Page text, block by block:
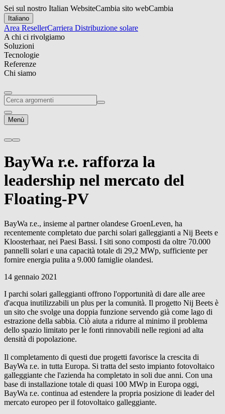
Sei sul nostro Italian WebsiteCambia sito webCambia
Italiano
Area ResellerCarriera Distribuzione solare
A chi ci rivolgiamo
Soluzioni
Tecnologie
Referenze
Chi siamo
Menù
BayWa r.e. rafforza la
leadership nel mercato del
Floating-PV
BayWa r.e., insieme al partner olandese GroenLeven, ha
recentemente completato due parchi solari galleggianti a Nij Beets e
Kloosterhaar, nei Paesi Bassi. I siti sono composti da oltre 70.000
pannelli solari e una capacità totale di 29,2 MWp, sufficiente per
fornire energia pulita a 9.000 famiglie olandesi.
14 gennaio 2021
I parchi solari galleggianti offrono l'opportunità di dare alle aree
d'acqua inutilizzabili un plus per la comunità. Il progetto Nij Beets è
un sito che svolge una doppia funzione servendo già come lago di
estrazione della sabbia. Ciò aiuta a ridurre al minimo il problema
dello spazio limitato per le fonti rinnovabili nelle regioni ad alta
densità di popolazione.
Il completamento di questi due progetti favorisce la crescita di
BayWa r.e. in tutta Europa. Si tratta del sesto impianto fotovoltaico
galleggiante che l'azienda ha completato in soli due anni. Con una
base di installazione totale di quasi 100 MWp in Europa oggi,
BayWa r.e. continua ad estendere la propria posizione di leader del
mercato europeo per il fotovoltaico galleggiante.